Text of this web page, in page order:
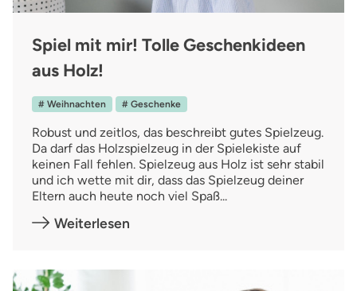
Spiel mit mir! Tolle Geschenkideen
aus Holz!
# Weihnachten # Geschenke
Robust und zeitlos, das beschreibt gutes Spielzeug.
Da darf das Holzspielzeug in der Spielekiste auf
keinen Fall fehlen. Spielzeug aus Holz ist sehr stabil
und ich wette mit dir, dass das Spielzeug deiner
Eltern auch heute noch viel Spaß...
Weiterlesen